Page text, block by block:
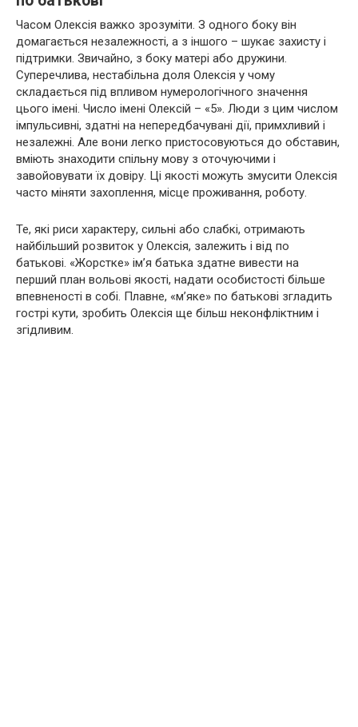
Часом Олексія важко зрозуміти. З одного боку він
домагається незалежності, а з іншого – шукає захисту і
підтримки. Звичайно, з боку матері або дружини.
Суперечлива, нестабільна доля Олексія у чому
складається під впливом нумерологічного значення
цього імені. Число імені Олексій – «5». Люди з цим числом
імпульсивні, здатні на непередбачувані дії, примхливий і
незалежні. Але вони легко пристосовуються до обставин,
вміють знаходити спільну мову з оточуючими і
завойовувати їх довіру. Ці якості можуть змусити Олексія
часто міняти захоплення, місце проживання, роботу.
Те, які риси характеру, сильні або слабкі, отримають
найбільший розвиток у Олексія, залежить і від по
батькові. «Жорстке» ім’я батька здатне вивести на
перший план вольові якості, надати особистості більше
впевненості в собі. Плавне, «м’яке» по батькові згладить
гострі кути, зробить Олексія ще більш неконфліктним і
згідливим.